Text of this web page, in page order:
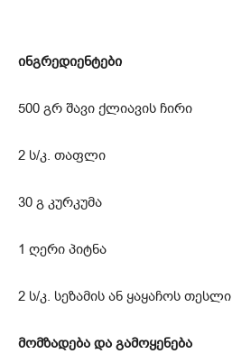
ინგრედიენტები
500 გრ შავი ქლიავის ჩირი
2 ს/კ. თაფლი
30 გ კურკუმა
1 ღერი პიტნა
2 ს/კ. სეზამის ან ყაყაჩოს თესლი
მომზადება და გამოყენება